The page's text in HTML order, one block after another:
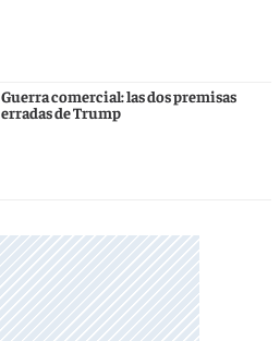
Guerra comercial: las dos premisas
erradas de Trump